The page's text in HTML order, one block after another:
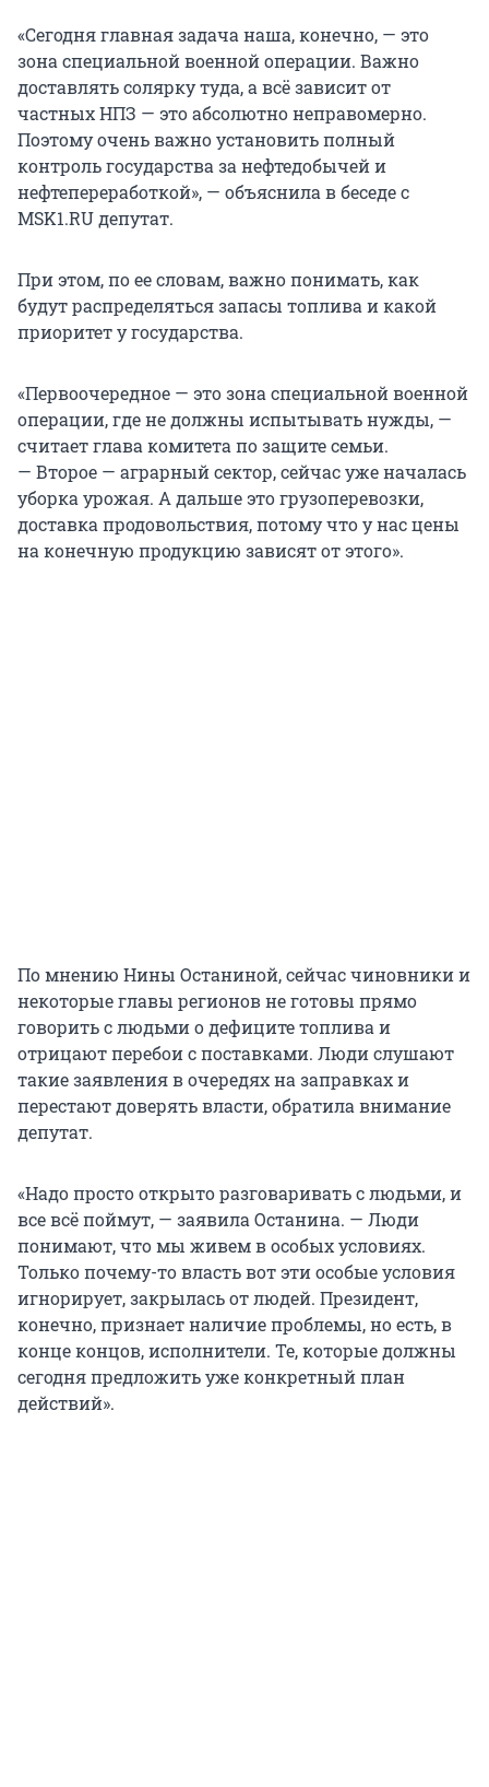
«Сегодня главная задача наша, конечно, — это
зона специальной военной операции. Важно
доставлять солярку туда, а всё зависит от
частных НПЗ — это абсолютно неправомерно.
Поэтому очень важно установить полный
контроль государства за нефтедобычей и
нефтепереработкой», — объяснила в беседе с
MSK1.RU депутат.
При этом, по ее словам, важно понимать, как
будут распределяться запасы топлива и какой
приоритет у государства.
«Первоочередное — это зона специальной военной
операции, где не должны испытывать нужды, —
считает глава комитета по защите семьи.
— Второе — аграрный сектор, сейчас уже началась
уборка урожая. А дальше это грузоперевозки,
доставка продовольствия, потому что у нас цены
на конечную продукцию зависят от этого».
По мнению Нины Останиной, сейчас чиновники и
некоторые главы регионов не готовы прямо
говорить с людьми о дефиците топлива и
отрицают перебои с поставками. Люди слушают
такие заявления в очередях на заправках и
перестают доверять власти, обратила внимание
депутат.
«Надо просто открыто разговаривать с людьми, и
все всё поймут, — заявила Останина. — Люди
понимают, что мы живем в особых условиях.
Только почему-то власть вот эти особые условия
игнорирует, закрылась от людей. Президент,
конечно, признает наличие проблемы, но есть, в
конце концов, исполнители. Те, которые должны
сегодня предложить уже конкретный план
действий».